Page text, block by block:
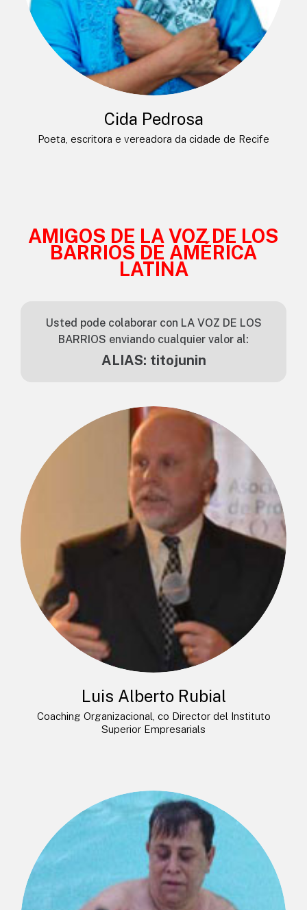
Cida Pedrosa
Poeta, escritora e vereadora da cidade de Recife
AMIGOS DE LA VOZ DE LOS
BARRIOS DE AMÉRICA
LATINA
Usted pode colaborar con LA VOZ DE LOS
BARRIOS enviando cualquier valor al:
ALIAS: titojunin
Luis Alberto Rubial
Coaching Organizacional, co Director del Instituto
Superior Empresarials